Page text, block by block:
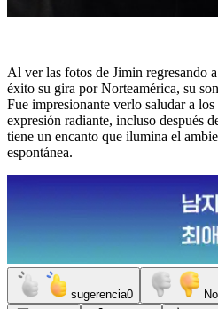
Al ver las fotos de Jimin regresando
éxito su gira por Norteamérica, su
Fue impresionante verlo saludar a
expresión radiante, incluso después
tiene un encanto que ilumina el
espontánea.
sugerencia0